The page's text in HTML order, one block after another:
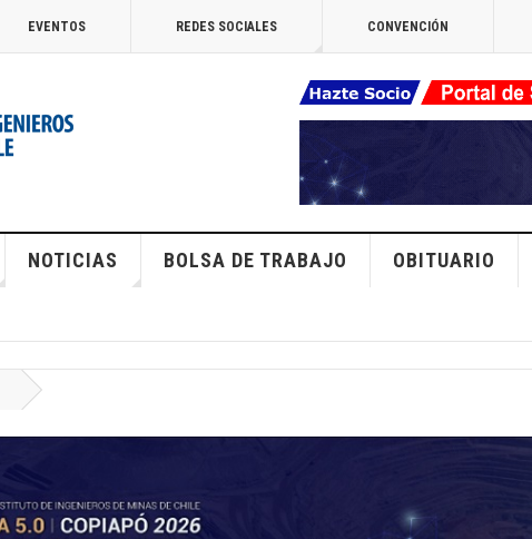
EVENTOS REDES SOCIALES CONVENCIÓN
NOTICIAS BOLSA DE TRABAJO OBITUARIO